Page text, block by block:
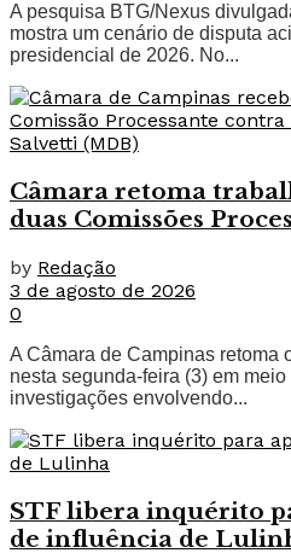
A pesquisa BTG/Nexus
mostra um cenário de disputa
presidencial de 2026. No...
Câmara retoma
duas Comissões
by Redação
3 de agosto de 2026
0
A Câmara de Campinas retoma
nesta segunda-feira (3) em
investigações envolvendo...
STF libera inquérito
de influência de